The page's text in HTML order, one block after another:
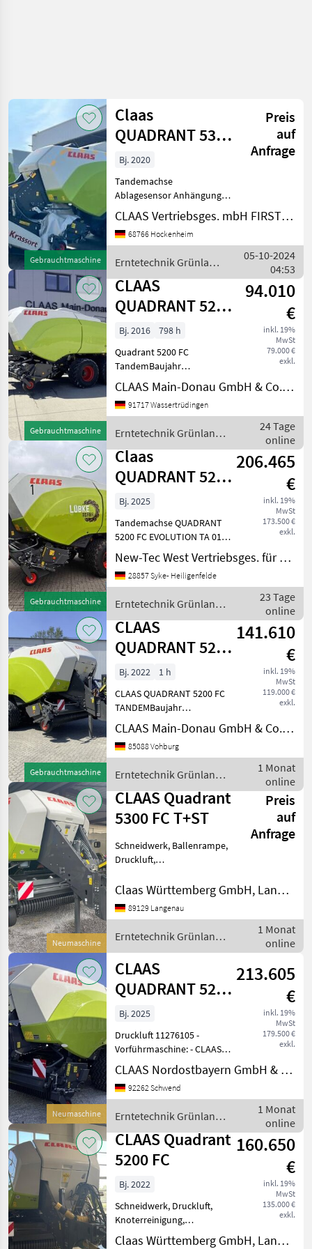
Gebrauchtmaschine
Claas
QUADRANT 5300
FC T+ST
Preis
auf
Anfrage
Bj. 2020
Tandemachse
Ablagesensor Anhängung:
Stützfuß, hydraulisch
Anzahl Blindmesser: 51
Anzahl Messer: 51
120X90
Ballenwiegeeinrichtung
Ballenzahl
CLAAS Vertriebsges. mbH FIRST CLAAS USED Center Hockenheim
68766 Hockenheim
Erntetechnik Grünland
/ Claas
05-10-2024
04:53
Gebrauchtmaschine
CLAAS
QUADRANT 5200
FC TANDEM
94.010
€
inkl. 19%
MwSt
79.000 €
exkl.
Bj. 2016
798 h
Quadrant 5200 FC
TandemBaujahr
2016Betriebsstunden
798Ballenzahl 41.593Pickup
mit POWER FEEDING
angetriebenTasträder für
Pickup, pendelnd
CLAAS Main-Donau GmbH & Co. KG, Wassertrüdingen
91717 Wassertrüdingen
Erntetechnik Grünland /
Claas
24 Tage
online
Gebrauchtmaschine
Claas
QUADRANT 5200
FC EVOLUTION
TA
206.465
€
inkl. 19%
MwSt
173.500 €
exkl.
Bj. 2025
Tandemachse QUADRANT
5200 FC EVOLUTION TA 010
Gebr. Claas
Großballenpresse 020
Ballenmaß 120 x 70 cm 030
Untenanhängung mit hydr.
Stützfuß 040 Tandemach
New-Tec West Vertriebsges. für Agrartechnik mbH, Heiligenfelde
28857 Syke- Heiligenfelde
Erntetechnik Grünland /
Claas
23 Tage
online
Gebrauchtmaschine
CLAAS
QUADRANT 5200
FC TANDEM
141.610
€
inkl. 19%
MwSt
119.000 €
exkl.
Bj. 2022
1 h
CLAAS QUADRANT 5200 FC
TANDEMBaujahr
2022Ballenzahl 13.503
Pickup mit POWER FEEDING
SYSTEM (PFS),
Tasträder für Pickup,
pendelnd und man
CLAAS Main-Donau GmbH & Co. KG, Vohburg
85088 Vohburg
Erntetechnik Grünland
/ Claas
1 Monat
online
Neumaschine
CLAAS Quadrant
5300 FC T+ST
Preis
auf
Anfrage
Schneidwerk, Ballenrampe,
Druckluft,
Zentralschmierung
Anfrage Hersteller: CLAAS
Evolution An
Claas Württemberg GmbH, Langenau
89129 Langenau
Erntetechnik Grünland
/ Claas
1 Monat
online
Neumaschine
CLAAS
QUADRANT 5200
FC EVOLUTION
213.605
€
inkl. 19%
MwSt
179.500 €
exkl.
Bj. 2025
Druckluft 11276105 -
Vorführmaschine: - CLAAS
Quadrant 5200 FC
Evolution - Baujahr: 2025
Technikjahr: 2025 - Demo-
ca. 75 h Laufleistung: c
CLAAS Nordostbayern GmbH & Co. KG, Schwend
92262 Schwend
Erntetechnik Grünland
/ Claas
1 Monat
online
CLAAS Quadrant
5200 FC
160.650
€
inkl. 19%
MwSt
135.000 €
exkl.
Bj. 2022
Schneidwerk, Druckluft,
Knoterreinigung,
Zentralschmierung: autom.
Claas Württemberg GmbH, Langenau